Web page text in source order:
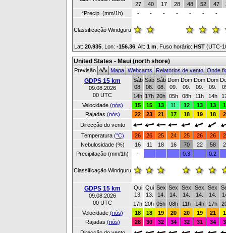
27
40 17 28 48 52 47
*Precip. (mm/1h)
- - - - - - -
Classificação Windguru
Lat: 20.935 , Lon: -156.36 Alt: 1 m , Fuso horário: HST (UTC-
United States - Maui (north shore)
Previsão MapaWebcamsRelatórios de ventoOnde
GDPS 15 km
09.08.2026
00 UTC
Sáb
08.
Sáb
08.
Sáb
08.
Dom
09.
Dom
09.
Dom
09.
Dom
09.
14h 17h 20h 05h 08h 11h 14h
Velocidade (nós) 15 15 13 11 12 13 13
Rajadas (nós) 22 23 21 17 18 19 18
Direcção do vento
Temperatura (°C) 26 26 25 24 25 26 26
Nebulosidade (%)
16 11 18 16 70 22 58
Precipitação (mm/1h)
- 0.3 0.2
Classificação Windguru
GDPS 15 km
09.08.2026
00 UTC
Qui
13.
Qui
13.
Sex
14.
Sex
14.
Sex
14.
Sex
14.
Sex
14.
17h 20h 05h 08h 11h 14h 17h
Velocidade (nós) 18 18 19 20 20 19 21
Rajadas (nós) 28 30 32 34 32 31 34